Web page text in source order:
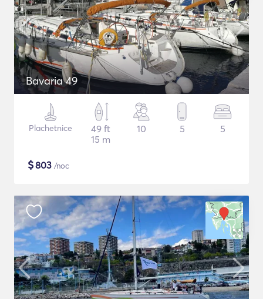
Bavaria 49
Plachetnice
49 ft
15 m
10 5 5
$803 /noc